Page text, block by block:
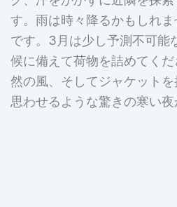
す。雨は時々降るかもしれ
です。3月は少し予測不可能
候に備えて荷物を詰めてく
然の風、そしてジャケット
思わせるような驚きの寒い夜